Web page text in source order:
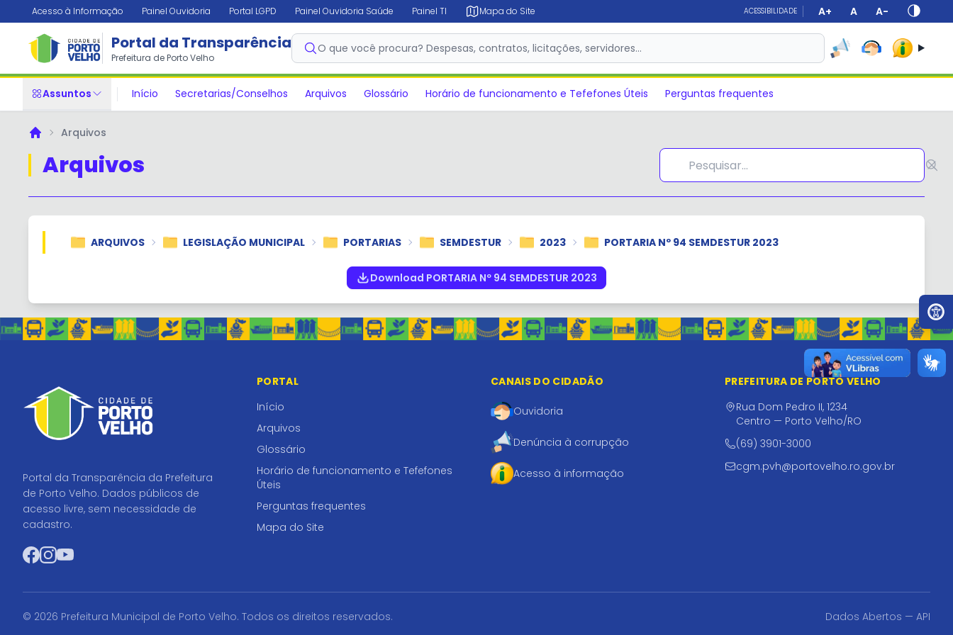
Acesso à Informação Painel Ouvidoria Portal LGPD Painel Ouvidoria Saúde Painel TI Mapa do Site ACESSIBILIDADE A+ A A-
Portal da Transparência
Prefeitura de Porto Velho
O que você procura? Despesas, contratos, licitações, servidores…
Assuntos Início Secretarias/Conselhos Arquivos Glossário Horário de funcionamento e Tefefones Úteis Perguntas frequentes
PrincipalArquivos
Arquivos
ARQUIVOS LEGISLAÇÃO MUNICIPAL PORTARIAS SEMDESTUR 2023 PORTARIA Nº 94 SEMDESTUR 2023
Download PORTARIA Nº 94 SEMDESTUR 2023
Portal da Transparência da Prefeitura
de Porto Velho. Dados públicos de
acesso livre, sem necessidade de
cadastro.
Facebook
Instagram
YouTube
PORTAL
Início
Arquivos
Glossário
Horário de funcionamento e Tefefones
Úteis
Perguntas frequentes
Mapa do Site
CANAIS DO CIDADÃO
Ouvidoria
Denúncia à corrupção
Acesso à informação
PREFEITURA DE PORTO VELHO
Rua Dom Pedro II, 1234
Centro — Porto Velho/RO
(69) 3901-3000
cgm.pvh@portovelho.ro.gov.br
© 2026 Prefeitura Municipal de Porto Velho. Todos os direitos reservados. Dados Abertos — API
✕
Ir